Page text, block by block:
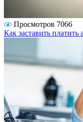
Просмотров 7066
Как заставить